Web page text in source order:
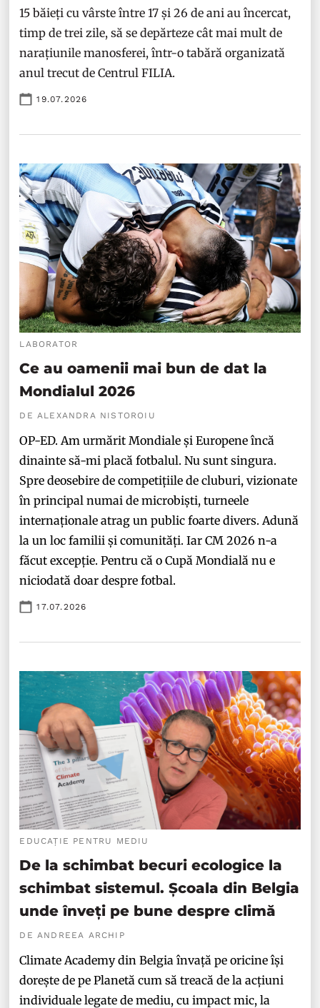
15 băieți cu vârste între 17 și 26 de ani au încercat,
timp de trei zile, să se depărteze cât mai mult de
narațiunile manosferei, într-o tabără organizată
anul trecut de Centrul FILIA.
19.07.2026
LABORATOR
Ce au oamenii mai bun de dat la
Mondialul 2026
DE ALEXANDRA NISTOROIU
OP-ED. Am urmărit Mondiale și Europene încă
dinainte să-mi placă fotbalul. Nu sunt singura.
Spre deosebire de competițiile de cluburi, vizionate
în principal numai de microbiști, turneele
internaționale atrag un public foarte divers. Adună
la un loc familii și comunități. Iar CM 2026 n-a
făcut excepție. Pentru că o Cupă Mondială nu e
niciodată doar despre fotbal.
17.07.2026
EDUCAȚIE PENTRU MEDIU
De la schimbat becuri ecologice la
schimbat sistemul. Școala din Belgia
unde înveți pe bune despre climă
DE ANDREEA ARCHIP
Climate Academy din Belgia învață pe oricine își
dorește de pe Planetă cum să treacă de la acțiuni
individuale legate de mediu, cu impact mic, la